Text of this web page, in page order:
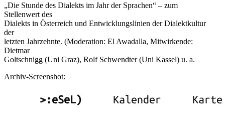
„Die Stunde des Dialekts im Jahr der Sprachen“ – zum
Stellenwert des
Dialekts in Österreich und Entwicklungslinien der Dialektkultur
der
letzten Jahrzehnte. (Moderation: El Awadalla, Mitwirkende:
Dietmar
Goltschnigg (Uni Graz), Rolf Schwendter (Uni Kassel) u. a.
Archiv-Screenshot: